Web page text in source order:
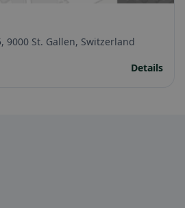
9000 St. Gallen, Switzerland
Details